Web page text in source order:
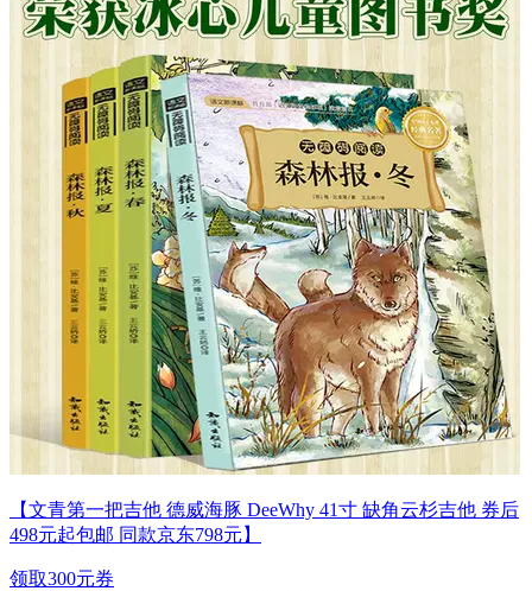
【文青第一把吉他 德威海豚 DeeWhy 41寸 缺角云杉吉他 券后
498元起包邮 同款京东798元】
领取300元券